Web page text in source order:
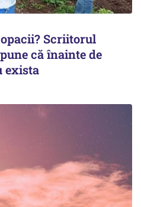
Scriitorul
că înainte de
exista